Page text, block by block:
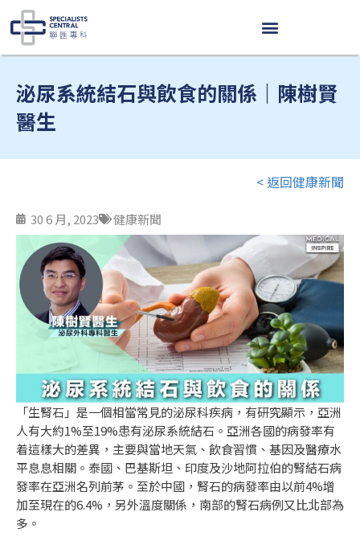
Skip
to
content
泌尿系統結石與飲食的關係｜陳樹賢
醫生
30 6 月, 2023 健康新聞
< 返回健康新聞
「生腎石」是一個相當常見的泌尿科疾病，有研究顯示，亞洲
人有大約1%至19%患有泌尿系統結石。亞洲各國的病發率有
着這樣大的差異，主要與當地天氣、飲食習慣、基因及醫療水
平息息相關。泰國、巴基斯坦、印度及沙地阿拉伯的腎結石病
發率在亞洲名列前茅。至於中國，腎石的病發率由以前4%增
加至現在的6.4%，另外溫度關係，南部的腎石病例又比北部為
多。